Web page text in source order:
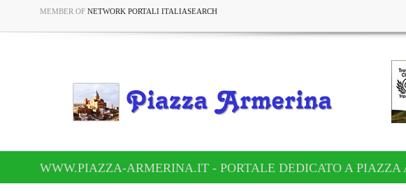
MEMBER OF NETWORK PORTALI ITALIASEARCH
WWW.PIAZZA-ARMERINA.IT - PORTALE DEDICATO A PIAZZA